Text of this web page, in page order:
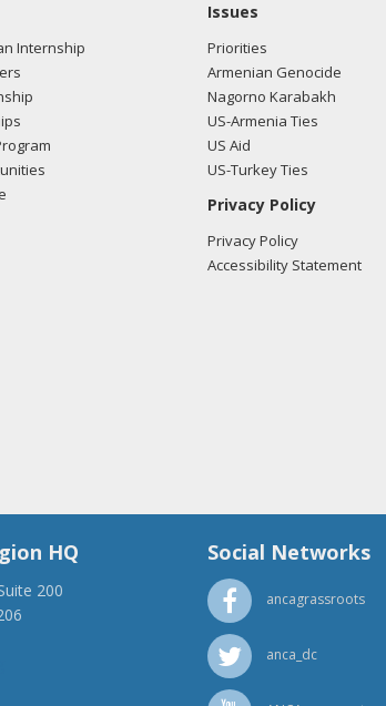
Internship
Issues
Priorities
Armenian Genocide
Nagorno Karabakh
US-Armenia Ties
US Aid
US-Turkey Ties
Privacy Policy
Privacy Policy
Accessibility Statement
HQ
200
Social Networks
ancagrassroots
anca_dc